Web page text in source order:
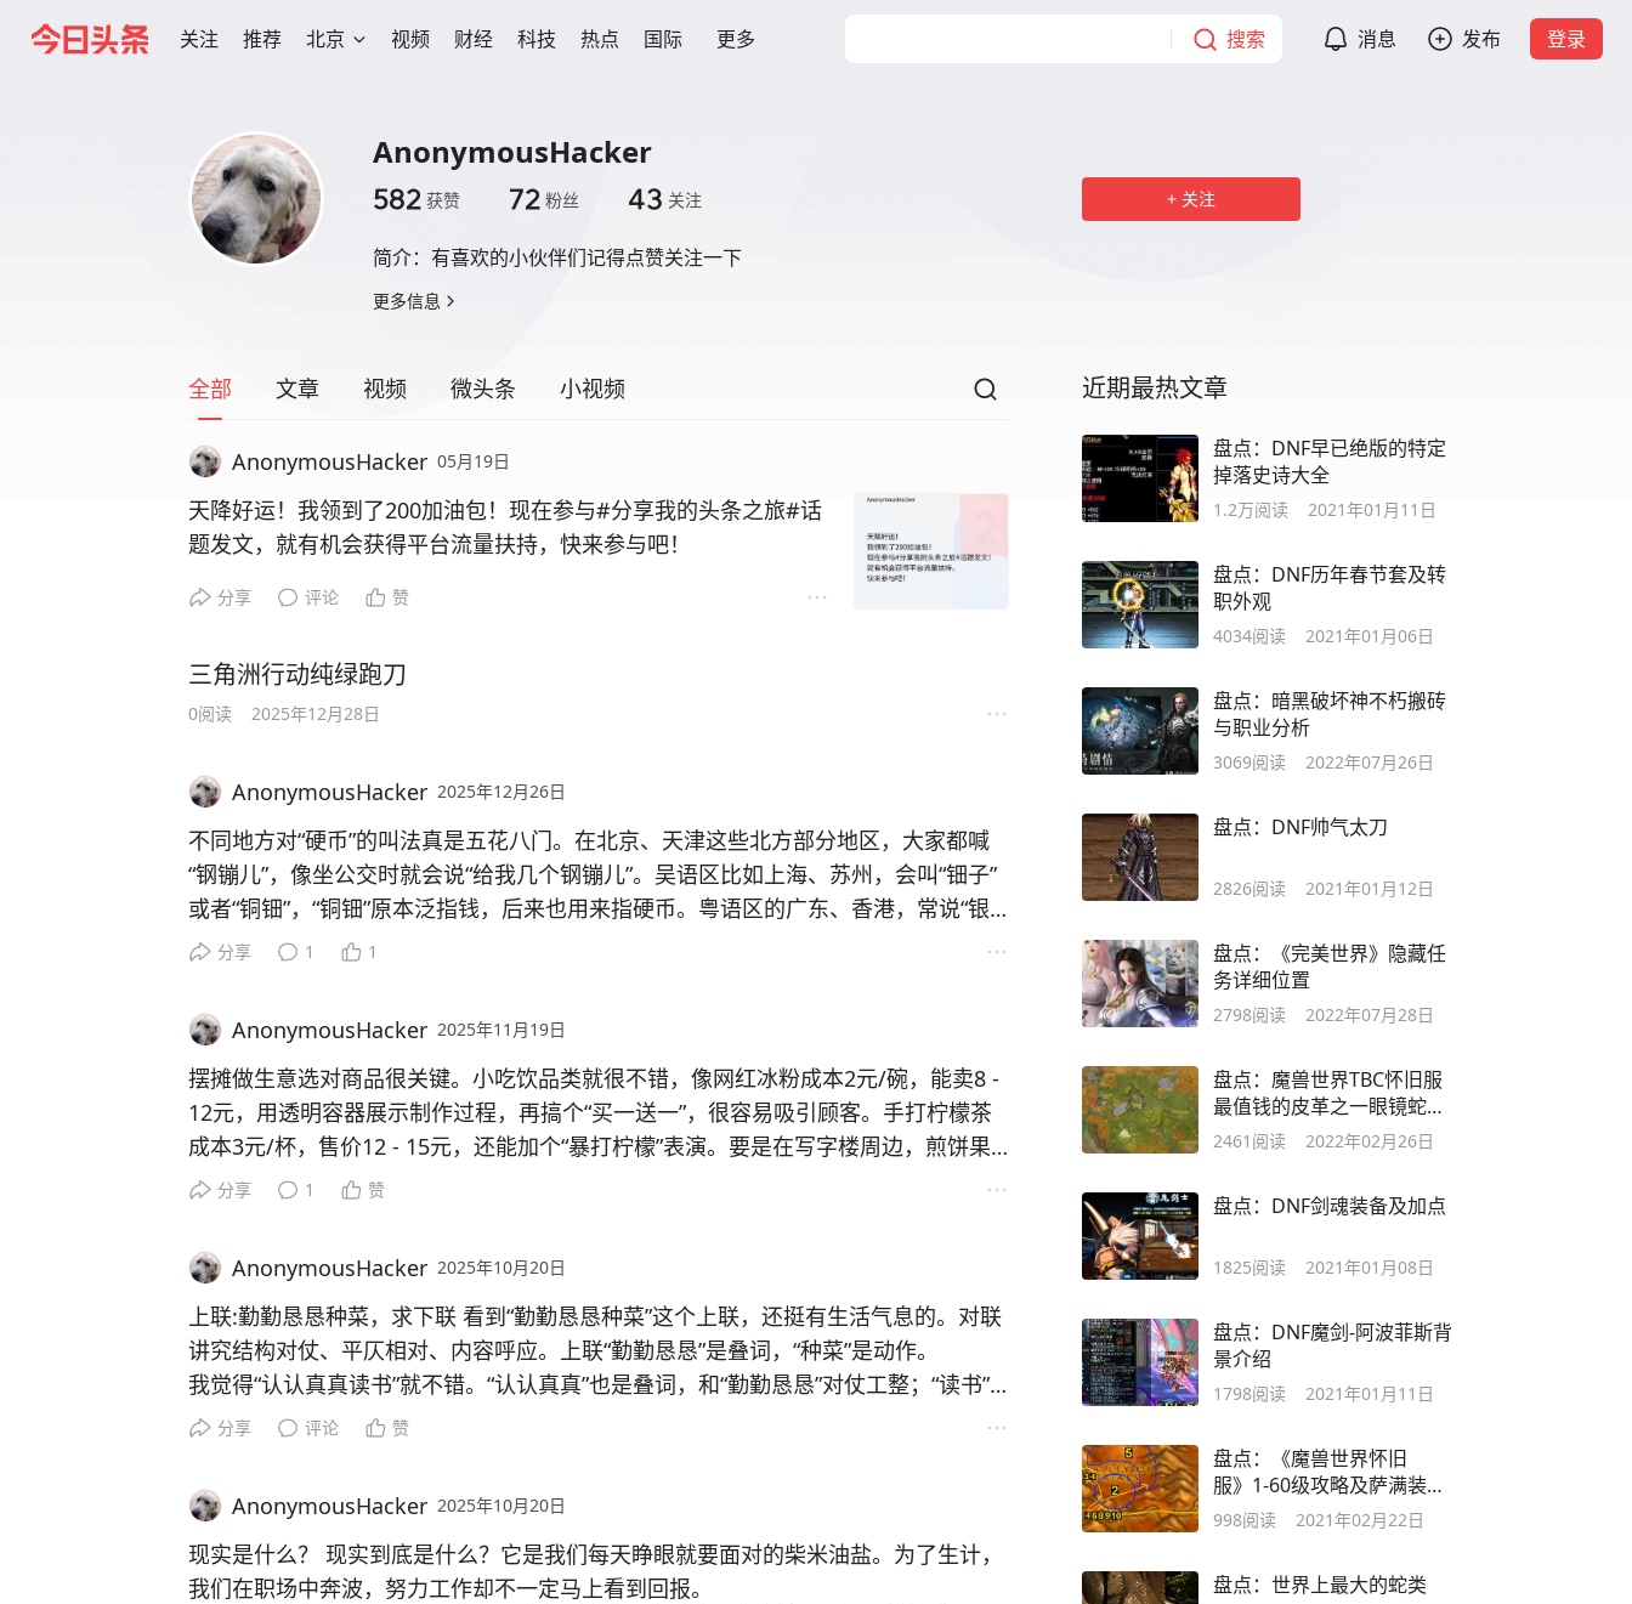
关注 推荐 北京 视频 财经 科技 热点 国际 更多 搜索 消息 发布 登录
AnonymousHacker
582 获赞 72 粉丝 43 关注
简介： 有喜欢的小伙伴们记得点赞关注一下
更多信息
关注
全部 文章 视频 微头条 小视频
AnonymousHacker 05月19日
天降好运！我领到了200加油包！现在参与#分享我的头条之旅#话
题发文，就有机会获得平台流量扶持，快来参与吧！
分享 评论 赞
三角洲行动纯绿跑刀
0阅读 2025年12月28日
AnonymousHacker 2025年12月26日
不同地方对“硬币”的叫法真是五花八门。在北京、天津这些北方部分地区，大家都喊
“钢镚儿”，像坐公交时就会说“给我几个钢镚儿”。吴语区比如上海、苏州，会叫“钿子”
或者“铜钿”，“铜钿”原本泛指钱，后来也用来指硬币。粤语区的广东、香港，常说“银
仔”，就像“小银子”，也会直接叫“硬币”，但发音和普通话有差别。西南官话区的四
啥呢？
分享 1 1
AnonymousHacker 2025年11月19日
摆摊做生意选对商品很关键。小吃饮品类就很不错，像网红冰粉成本2元/碗，能卖8 -
12元，用透明容器展示制作过程，再搞个“买一送一”，很容易吸引顾客。手打柠檬茶
成本3元/杯，售价12 - 15元，还能加个“暴打柠檬”表演。要是在写字楼周边，煎饼果
子单日流水可达800元，推出“深夜解酒套餐”说不定更受欢迎。
不愁卖。9.9元包邮的小饰品，成本2 - 3元，靠低价走量。手机壳成本5元，卖15 - 20
元，免费贴膜能引流。选对商品，摆摊赚钱不难！
分享 1 赞
AnonymousHacker 2025年10月20日
上联:勤勤恳恳种菜，求下联 看到“勤勤恳恳种菜”这个上联，还挺有生活气息的。对联
讲究结构对仗、平仄相对、内容呼应。上联“勤勤恳恳”是叠词，“种菜”是动作。
我觉得“认认真真读书”就不错。“认认真真”也是叠词，和“勤勤恳恳”对仗工整；“读书”
对“种菜”，一个脑力劳动一个体力劳动，很搭。而且读书和种菜一样，都得踏实努
惊艳的答案呢。 #对下联其乐融融# #田园诗意对联# #自然对联创作#
分享 评论 赞
AnonymousHacker 2025年10月20日
现实是什么？ 现实到底是什么？它是我们每天睁眼就要面对的柴米油盐。为了生计，
我们在职场中奔波，努力工作却不一定马上看到回报。
近期最热文章
盘点：DNF早已绝版的特定
掉落史诗大全
1.2万阅读 2021年01月11日
盘点：DNF历年春节套及转
职外观
4034阅读 2021年01月06日
盘点：暗黑破坏神不朽搬砖
与职业分析
3069阅读 2022年07月26日
盘点：DNF帅气太刀
2826阅读 2021年01月12日
盘点：《完美世界》隐藏任
务详细位置
2798阅读 2022年07月28日
盘点：魔兽世界TBC怀旧服
最值钱的皮革之一眼镜蛇鳞
片
2461 阅读 2022年02月26日
盘点：DNF剑魂装备及加点
1825阅读 2021年01月08日
盘点：DNF魔剑-阿波菲斯背
景介绍
1798阅读 2021年01月11日
盘点：《魔兽世界怀旧
服》1-60级攻略及萨满装
备推荐
998阅读 2021年02月22日
盘点：世界上最大的蛇类